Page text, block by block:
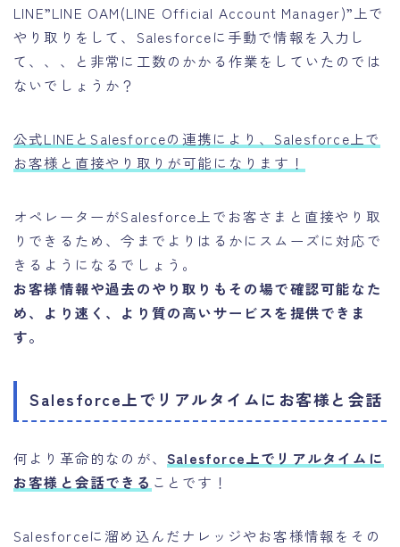
LINE”LINE OAM(LINE Official Account Manager)”上で
やり取りをして、Salesforceに手動で情報を入力し
て、、、と非常に工数のかかる作業をしていたのでは
ないでしょうか？
公式LINEとSalesforceの連携により、Salesforce上で
お客様と直接やり取りが可能になります！
オペレーターがSalesforce上でお客さまと直接やり取
りできるため、今までよりはるかにスムーズに対応で
きるようになるでしょう。
お客様情報や過去のやり取りもその場で確認可能なた
め、より速く、より質の高いサービスを提供できま
す。
Salesforce上でリアルタイムにお客様と会話
何より革命的なのが、 Salesforce上でリアルタイムに
お客様と会話できる ことです！
Salesforceに溜め込んだナレッジやお客様情報をその